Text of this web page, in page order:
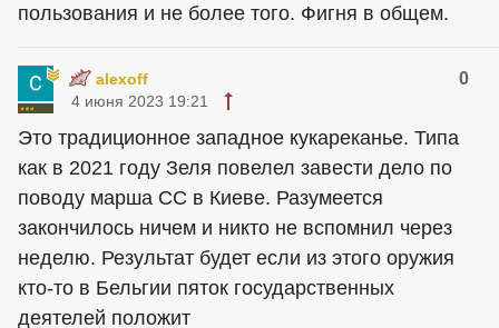
пользования и не более того. Фигня в общем.
alexoff 0
4 июня 2023 19:21
Это традиционное западное кукареканье. Типа
как в 2021 году Зеля повелел завести дело по
поводу марша СС в Киеве. Разумеется
закончилось ничем и никто не вспомнил через
неделю. Результат будет если из этого оружия
кто-то в Бельгии пяток государственных
деятелей положит